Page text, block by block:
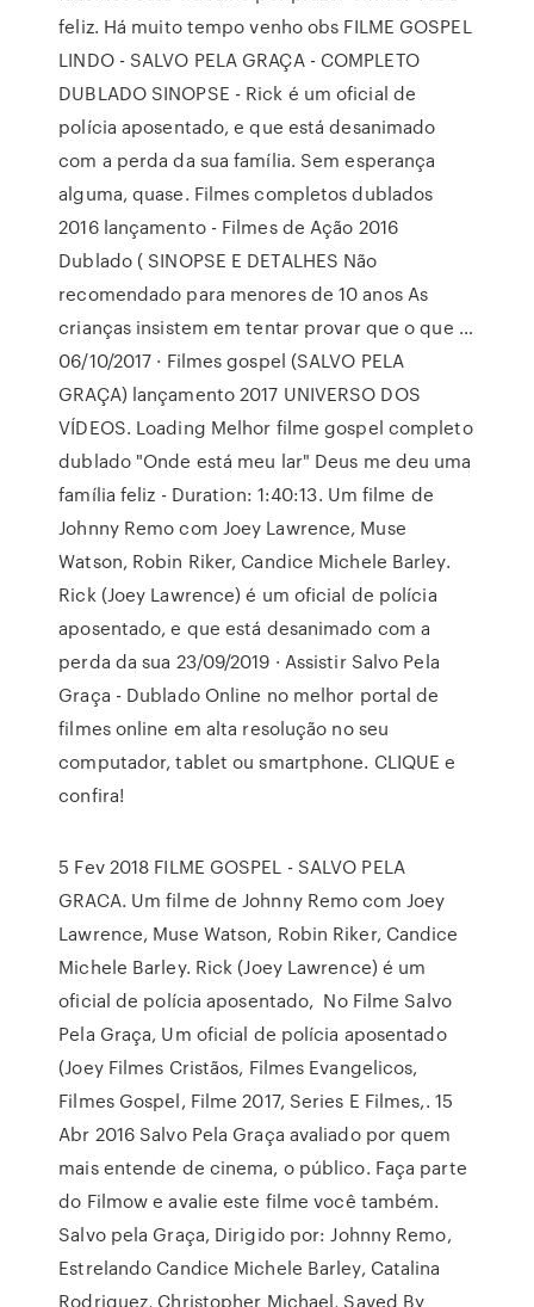
feliz. Há muito tempo venho obs FILME GOSPEL
LINDO - SALVO PELA GRAÇA - COMPLETO
DUBLADO SINOPSE - Rick é um oficial de
polícia aposentado, e que está desanimado
com a perda da sua família. Sem esperança
alguma, quase. Filmes completos dublados
2016 lançamento - Filmes de Ação 2016
Dublado ( SINOPSE E DETALHES Não
recomendado para menores de 10 anos As
crianças insistem em tentar provar que o que …
06/10/2017 · Filmes gospel (SALVO PELA
GRAÇA) lançamento 2017 UNIVERSO DOS
VÍDEOS. Loading Melhor filme gospel completo
dublado "Onde está meu lar" Deus me deu uma
família feliz - Duration: 1:40:13. Um filme de
Johnny Remo com Joey Lawrence, Muse
Watson, Robin Riker, Candice Michele Barley.
Rick (Joey Lawrence) é um oficial de polícia
aposentado, e que está desanimado com a
perda da sua 23/09/2019 · Assistir Salvo Pela
Graça - Dublado Online no melhor portal de
filmes online em alta resolução no seu
computador, tablet ou smartphone. CLIQUE e
confira!
5 Fev 2018 FILME GOSPEL - SALVO PELA
GRACA. Um filme de Johnny Remo com Joey
Lawrence, Muse Watson, Robin Riker, Candice
Michele Barley. Rick (Joey Lawrence) é um
oficial de polícia aposentado, No Filme Salvo
Pela Graça, Um oficial de polícia aposentado
(Joey Filmes Cristãos, Filmes Evangelicos,
Filmes Gospel, Filme 2017, Series E Filmes,. 15
Abr 2016 Salvo Pela Graça avaliado por quem
mais entende de cinema, o público. Faça parte
do Filmow e avalie este filme você também.
Salvo pela Graça, Dirigido por: Johnny Remo,
Estrelando Candice Michele Barley, Catalina
Rodriguez, Christopher Michael, Saved By